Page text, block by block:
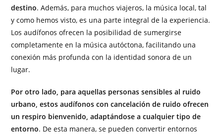
destino. Además, para muchos viajeros, la música local, tal
y como hemos visto, es una parte integral de la experiencia.
Los audífonos ofrecen la posibilidad de sumergirse
completamente en la música autóctona, facilitando una
conexión más profunda con la identidad sonora de un
lugar.
Por otro lado, para aquellas personas sensibles al ruido
urbano, estos audífonos con cancelación de ruido ofrecen
un respiro bienvenido, adaptándose a cualquier tipo de
entorno. De esta manera, se pueden convertir entornos